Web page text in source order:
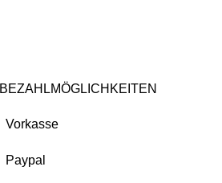
BEZAHLMÖGLICHKEITEN
Vorkasse
Paypal